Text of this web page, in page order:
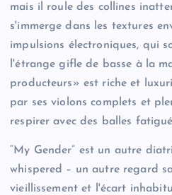
mais il roule des collines
s'immerge dans les textures
impulsions électroniques, qui
l'étrange gifle de basse à la
producteurs» est riche et
par ses violons complets et
respirer avec des balles
“My Gender” est un autre
whispered – un autre regard
vieillissement et l'écart